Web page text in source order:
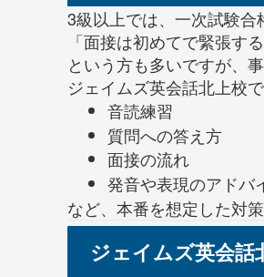
3級以上では、一次試験合
「面接は初めてで緊張す
という方も多いですが、
ジェイムズ英会話北上校で
音読練習
質問への答え方
面接の流れ
発音や表現のアドバ
など、本番を想定した対
ジェイムズ英会